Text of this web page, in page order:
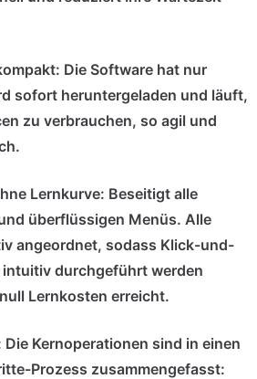
Die Software hat nur
sofort heruntergeladen und läuft,
zu verbrauchen, so agil und
Lernkurve: Beseitigt alle
überflüssigen Menüs. Alle
angeordnet, sodass Klick-und-
durchgeführt werden
Lernkosten erreicht.
Kernoperationen sind in einen
Prozess zusammengefasst: